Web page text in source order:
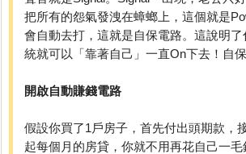
把所有的怨氣發洩在蟑螂上，這個就是
會自動去打，這就是自保電路。這說明
統就可以「靠著自己」一直On下去！自
開啟自動賺錢電路
假設你買了1戶房子，首先付出頭期款，
起每個月的房貸，你就不用再花自己一